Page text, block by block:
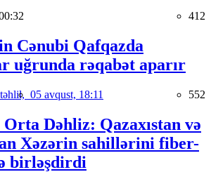
412
Cənubi Qafqazda
uğrunda rəqabət aparır
05 avqust, 18:11 552
Orta Dəhliz: Qazaxıstan və
Xəzərin sahillərini fiber-
birləşdirdi